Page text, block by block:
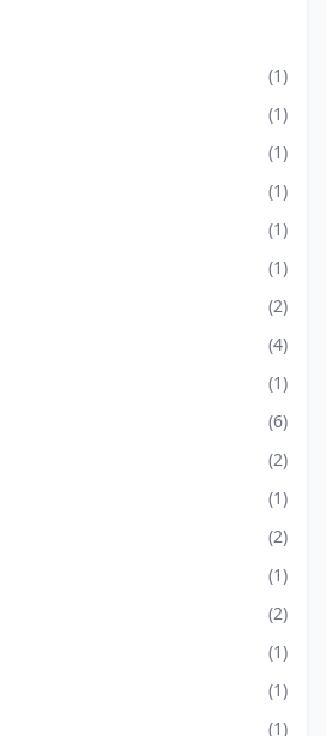
(1)
(1)
(1)
(1)
(1)
(1)
(2)
(4)
(1)
(6)
(2)
(1)
(2)
(1)
(2)
(1)
(1)
(1)